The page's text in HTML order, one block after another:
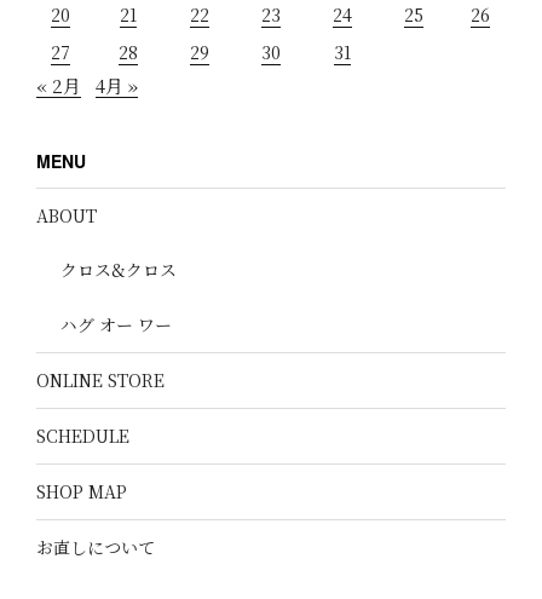
20
21 22 23 24 25
26
27
28 29 30 31
« 2月 4月 »
MENU
ABOUT
クロス&クロス
ハグ オー ワー
ONLINE STORE
SCHEDULE
SHOP MAP
お直しについて